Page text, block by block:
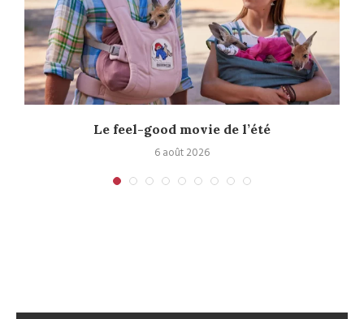
Le feel-good movie de l’été
6 août 2026